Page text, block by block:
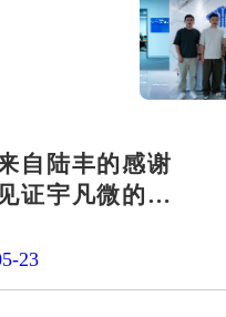
自陆丰的感谢
证宇凡微的社
23